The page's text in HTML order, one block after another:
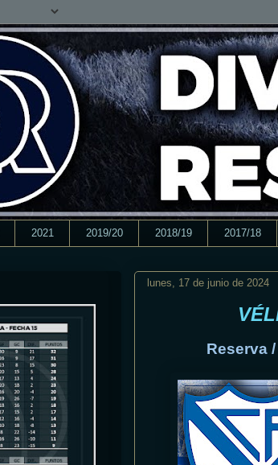
2021 2019/20 2018/19 2017/18
lunes, 17 de junio de 2024
Reserva